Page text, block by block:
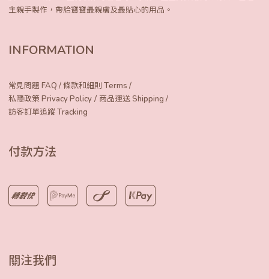
主親手製作， 帶給寶寶最親膚及最貼心的用品。
INFORMATION
常見問題 FAQ /條款和細則 Terms /
私隱政策 Privacy Policy / 商品運送 Shipping /
訪客訂單追蹤 Tracking
付款方法
關注我們